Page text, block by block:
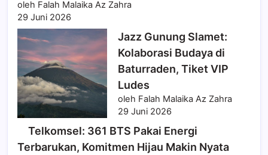
oleh Falah Malaika Az Zahra
29 Juni 2026
Jazz Gunung Slamet:
Kolaborasi Budaya di
Baturraden, Tiket VIP
Ludes
oleh Falah Malaika Az Zahra
29 Juni 2026
Telkomsel: 361 BTS Pakai Energi
Terbarukan, Komitmen Hijau Makin Nyata